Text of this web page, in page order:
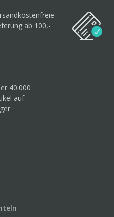
ab 100,-
40.000
auf